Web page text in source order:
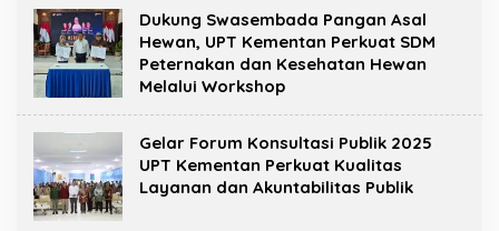
Dukung Swasembada Pangan Asal
Hewan, UPT Kementan Perkuat SDM
Peternakan dan Kesehatan Hewan
Melalui Workshop
Gelar Forum Konsultasi Publik 2025
UPT Kementan Perkuat Kualitas
Layanan dan Akuntabilitas Publik